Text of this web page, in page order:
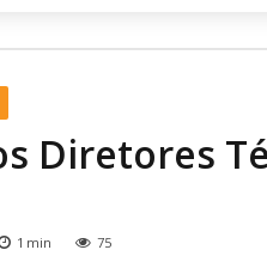
Diretores
1 min 75